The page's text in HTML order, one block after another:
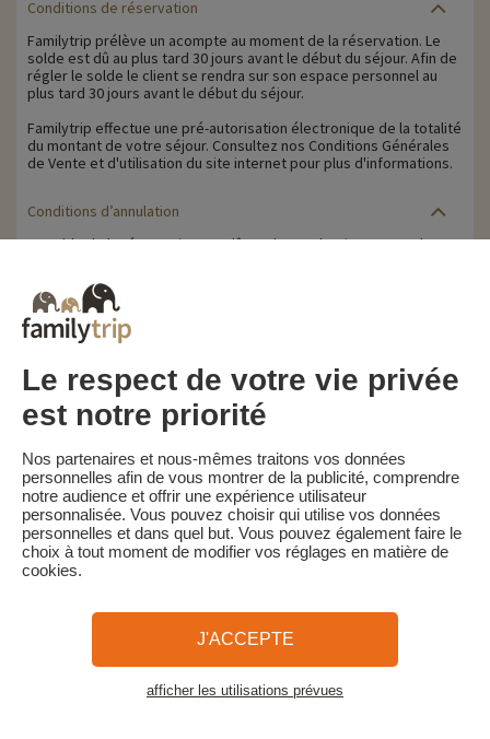
Conditions de réservation
Familytrip prélève un acompte au moment de la réservation. Le
solde est dû au plus tard 30 jours avant le début du séjour. Afin de
régler le solde le client se rendra sur son espace personnel au
plus tard 30 jours avant le début du séjour.
Familytrip effectue une pré-autorisation électronique de la totalité
du montant de votre séjour. Consultez nos Conditions Générales
de Vente et d'utilisation du site internet pour plus d'informations.
Conditions d’annulation
Le solde de la réservation est dû au plus tard 30 jours avant le
de la réservation par e-mail 35 jours avant le début du séjour.
Les pénalités d'annulation sont calculées sur la base du barème
suivant :
• Annulation 30 jours ou plus avant la date de début du séjour :
annulation gratuite
• Annulation moins de 30 jours avant la date de début du séjour :
100 % du prix du séjour est dû
Familytrip vous conseille de souscrire l'assurance annulation de
son partenaire AREAS Assurances. Souscrivez au moment de la
réservation ou dans les 24h suivant votre réservation par
téléphone.
CGV et Charte de Confidentialité
La Presse parle de nous
Plan du site
Le respect de votre vie privée
est notre priorité
Nos partenaires et nous-mêmes traitons vos données
personnelles afin de vous montrer de la publicité, comprendre
notre audience et offrir une expérience utilisateur
personnalisée. Vous pouvez choisir qui utilise vos données
personnelles et dans quel but. Vous pouvez également faire le
choix à tout moment de modifier vos réglages en matière de
cookies.
J'ACCEPTE
afficher les utilisations prévues